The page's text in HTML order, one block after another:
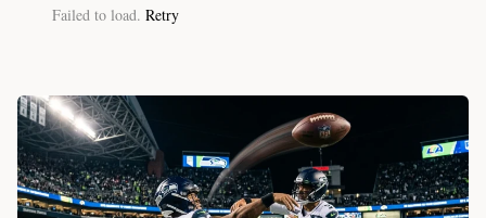
Failed to load. Retry